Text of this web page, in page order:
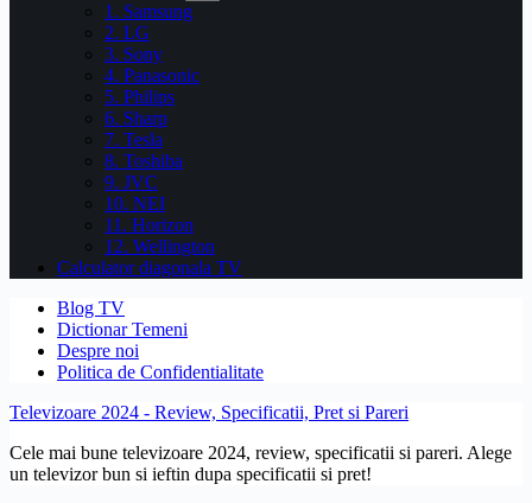
1. Samsung
2. LG
3. Sony
4. Panasonic
5. Philips
6. Sharp
7. Tesla
8. Toshiba
9. JVC
10. NEI
11. Horizon
12. Wellington
Calculator diagonala TV
Blog TV
Dictionar Temeni
Despre noi
Politica de Confidentialitate
Televizoare 2024 - Review, Specificatii, Pret si Pareri
Cele mai bune televizoare 2024, review, specificatii si pareri. Alege
un televizor bun si ieftin dupa specificatii si pret!